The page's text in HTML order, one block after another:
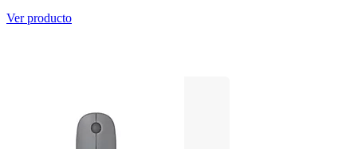
Ver producto